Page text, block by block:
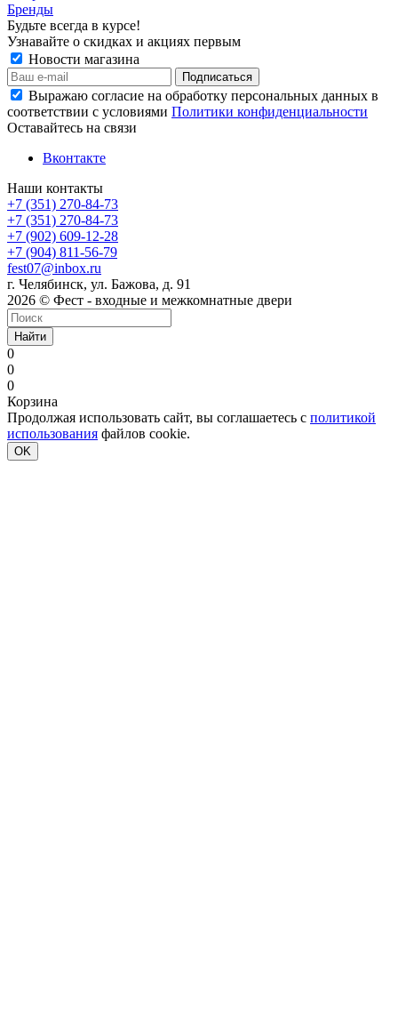
Бренды
Будьте всегда в курсе!
Узнавайте о скидках и акциях первым
Новости магазина
Выражаю согласие на обработку персональных данных в
соответствии с условиями Политики конфиденциальности
Оставайтесь на связи
Вконтакте
Наши контакты
+7 (351) 270-84-73
+7 (351) 270-84-73
+7 (902) 609-12-28
+7 (904) 811-56-79
fest07@inbox.ru
г. Челябинск, ул. Бажова, д. 91
2026 © Фест - входные и межкомнатные двери
Найти
0
0
0
Корзина
Продолжая использовать сайт, вы соглашаетесь с политикой
использования файлов cookie.
OK